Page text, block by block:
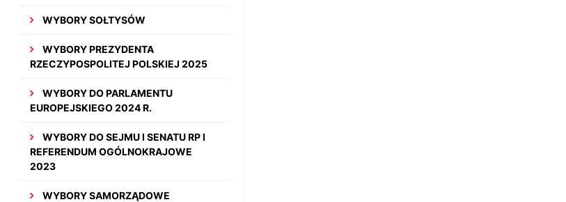
WYBORY SOŁTYSÓW
WYBORY PREZYDENTA
RZECZYPOSPOLITEJ POLSKIEJ 2025
WYBORY DO PARLAMENTU
EUROPEJSKIEGO 2024 R.
WYBORY DO SEJMU I SENATU RP I
REFERENDUM OGÓLNOKRAJOWE
2023
WYBORY SAMORZĄDOWE